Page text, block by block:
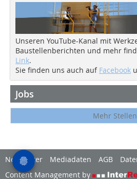
Unseren YouTube-Kanal mit
Baustellenberichten und mehr
Link.
Sie finden uns auch auf Facebook
Jobs
Mehr Stellen
Newsletter Mediadaten AGB
Content Management by